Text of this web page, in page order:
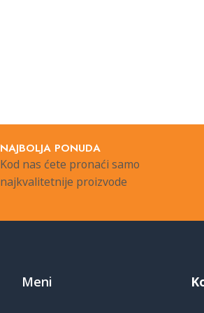
NAJBOLJA PONUDA
Kod nas ćete pronaći samo
najkvalitetnije proizvode
Meni